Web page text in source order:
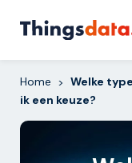
Home > Welke
ik een keuze?